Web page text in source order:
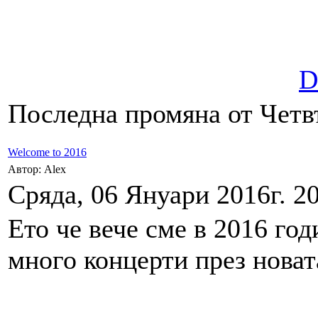
Последна промяна от
Welcome to 2016
Автор: Alex
Сряда, 06 Януари 2016г.
Ето че вече сме в 2016
много концерти през